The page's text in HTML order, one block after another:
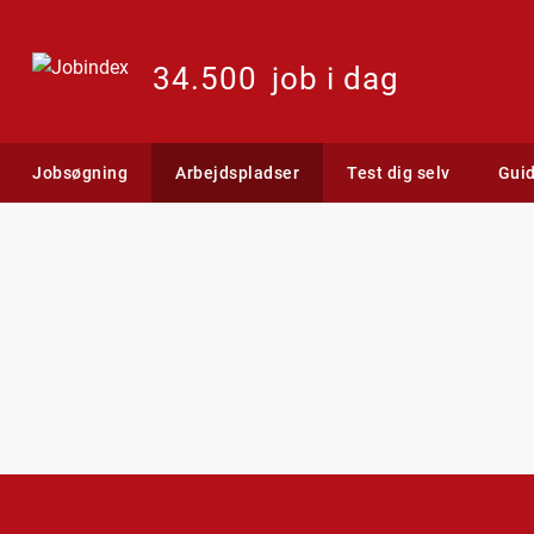
34.500 job i dag
Jobsøgning Arbejdspladser Test dig selv